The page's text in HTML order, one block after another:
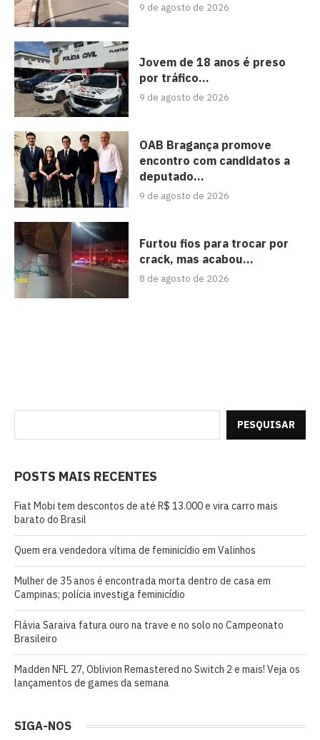
9 de agosto de 2026
Jovem de 18 anos é preso
por tráfico...
9 de agosto de 2026
OAB Bragança promove
encontro com candidatos a
deputado...
9 de agosto de 2026
Furtou fios para trocar por
crack, mas acabou...
8 de agosto de 2026
PESQUISAR
POSTS MAIS RECENTES
Fiat Mobi tem descontos de até R$ 13.000 e vira carro mais
barato do Brasil
Quem era vendedora vítima de feminicídio em Valinhos
Mulher de 35 anos é encontrada morta dentro de casa em
Campinas; polícia investiga feminicídio
Flávia Saraiva fatura ouro na trave e no solo no Campeonato
Brasileiro
Madden NFL 27, Oblivion Remastered no Switch 2 e mais! Veja os
lançamentos de games da semana
SIGA-NOS